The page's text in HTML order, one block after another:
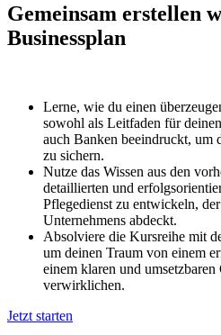
Gemeinsam erstellen
Businessplan
Lerne, wie du einen
sowohl als Leitfaden für
auch Banken beeindruckt, um
zu sichern.
Nutze das Wissen aus den
detaillierten und
Pflegedienst zu entwickeln,
Unternehmens abdeckt.
Absolviere die Kursreihe mit
um deinen Traum von einem
einem klaren und umsetzbaren
verwirklichen.
Jetzt starten